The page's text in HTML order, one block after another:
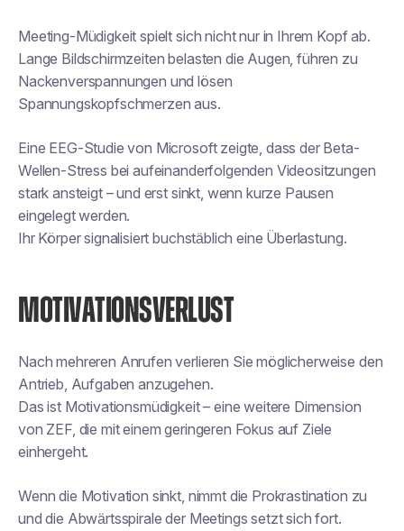
Meeting-Müdigkeit spielt sich nicht nur in Ihrem Kopf ab.
Lange Bildschirmzeiten belasten die Augen, führen zu
Nackenverspannungen und lösen
Spannungskopfschmerzen aus.
Eine EEG-Studie von Microsoft zeigte, dass der Beta-
Wellen-Stress bei aufeinanderfolgenden Videositzungen
stark ansteigt – und erst sinkt, wenn kurze Pausen
eingelegt werden.
Ihr Körper signalisiert buchstäblich eine Überlastung.
MOTIVATIONSVERLUST
Nach mehreren Anrufen verlieren Sie möglicherweise den
Antrieb, Aufgaben anzugehen.
Das ist Motivationsmüdigkeit – eine weitere Dimension
von ZEF, die mit einem geringeren Fokus auf Ziele
einhergeht.
Wenn die Motivation sinkt, nimmt die Prokrastination zu
und die Abwärtsspirale der Meetings setzt sich fort.